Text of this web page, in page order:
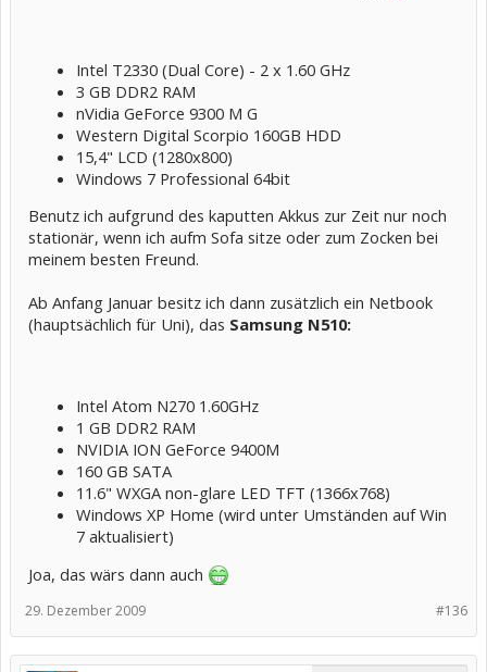
Intel T2330 (Dual Core) - 2 x 1.60 GHz
3 GB DDR2 RAM
nVidia GeForce 9300 M G
Western Digital Scorpio 160GB HDD
15,4" LCD (1280x800)
Windows 7 Professional 64bit
Benutz ich aufgrund des kaputten Akkus zur Zeit nur noch
stationär, wenn ich aufm Sofa sitze oder zum Zocken bei
meinem besten Freund.
Ab Anfang Januar besitz ich dann zusätzlich ein Netbook
(hauptsächlich für Uni), das Samsung N510:
Intel Atom N270 1.60GHz
1 GB DDR2 RAM
NVIDIA ION GeForce 9400M
160 GB SATA
11.6" WXGA non-glare LED TFT (1366x768)
Windows XP Home (wird unter Umständen auf Win
7 aktualisiert)
Joa, das wärs dann auch
#136
29. Dezember 2009